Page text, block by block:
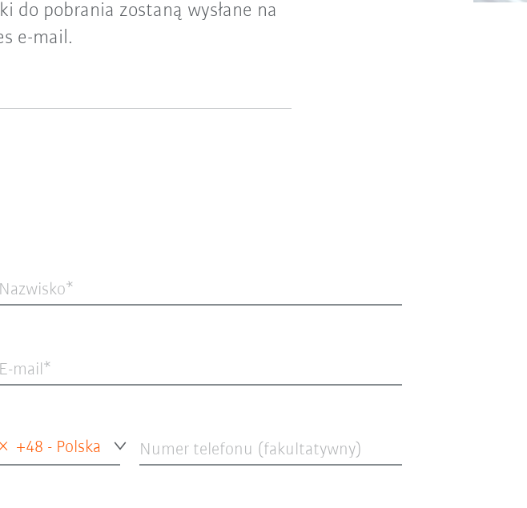
do pobrania zostaną wysłane na
e-mail.
Nazwisko
E-mail
× +48 - Polska Numer telefonu (fakultatywny)